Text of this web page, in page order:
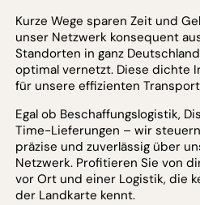
Kurze Wege sparen Zeit und
unser Netzwerk konsequent
Standorten in ganz
optimal vernetzt. Diese dichte
für unsere effizienten
Egal ob Beschaffungslogistik,
Time-Lieferungen – wir
präzise und zuverlässig über
Netzwerk. Profitieren Sie von
vor Ort und einer Logistik, die
der Landkarte kennt.